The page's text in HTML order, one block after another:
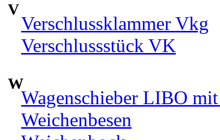
V
Verschlussklammer Vkg
Verschlussstück VK
W
Wagenschieber LIBO
Weichenbesen